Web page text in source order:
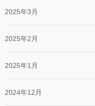
2025年3月
2025年2月
2025年1月
2024年12月